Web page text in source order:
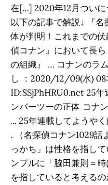
在[…] 2020年12月つい
以下の記事で解説↓ 『
体が判明！これまでの
偵コナン』において長
の組織』 … コナンのラ
し ：2020/12/09(水)
ID:SSjPhHRU0.net 25
ンバーツーの正体 コナ
... 25年連載してようや
. （名探偵コナン1029話
っかち」は性格を指し
ンプルに「脇田兼則＝
を指していると考える